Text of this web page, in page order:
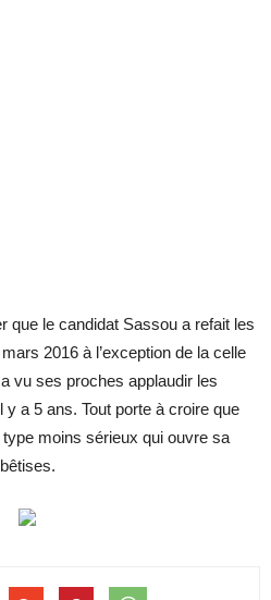
que le candidat Sassou a refait les
2016 à l’exception de la celle
vu ses proches applaudir les
a 5 ans. Tout porte à croire que
moins sérieux qui ouvre sa